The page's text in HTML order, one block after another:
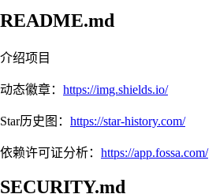
README.md
介绍项目
动态徽章： https://img.shields.io/
Star历史图： https://star-history.com/
依赖许可证分析： https://app.fossa.com/
SECURITY.md